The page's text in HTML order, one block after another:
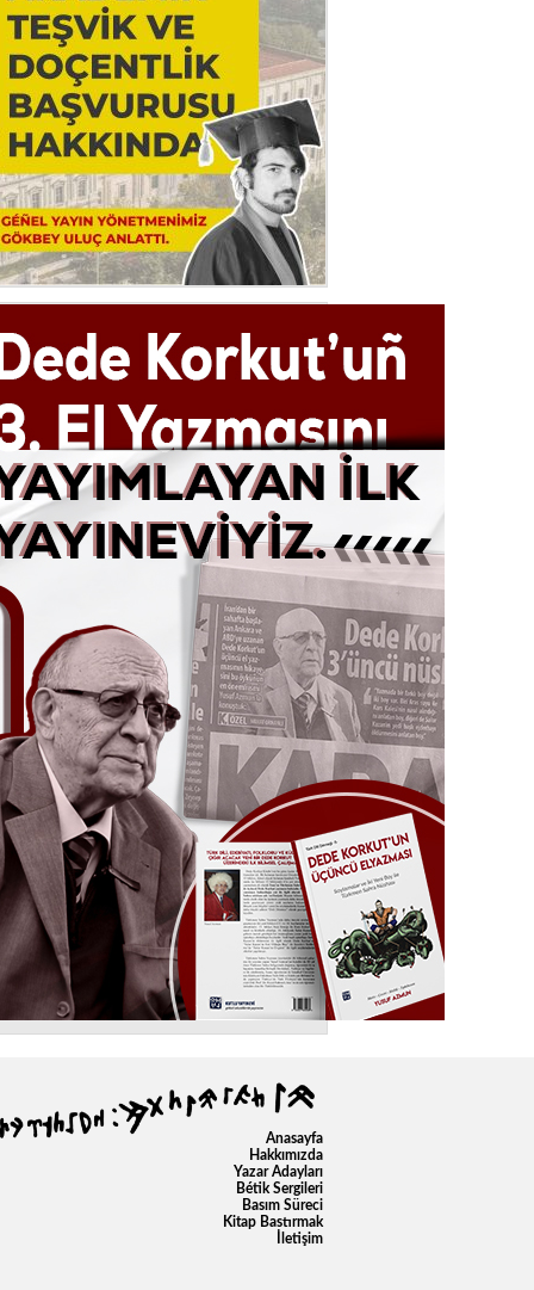
Anasayfa
Hakkımızda
Yazar Adayları
Bétik Sergileri
Basım Süreci
Kitap Bastırmak
İletişim